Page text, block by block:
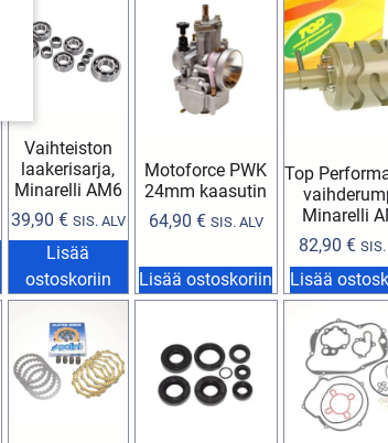
Vaihteiston
laakerisarja,
Minarelli AM6
39,90 € SIS. ALV
Lisää
ostoskoriin
Motoforce PWK
24mm kaasutin
64,90 € SIS. ALV
Lisää ostoskoriin
Top
Minarelli
82,90€
Lisää